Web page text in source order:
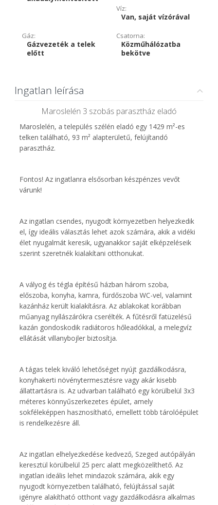
Víz:
Van, saját vízórával
Gáz:
Gázvezeték a telek
előtt
Csatorna:
Közműhálózatba
bekötve
Ingatlan leírása
Maroslelén 3 szobás parasztház eladó
Maroslelén, a település szélén eladó egy 1429 m²-es
telken található, 93 m² alapterületű, felújítandó
parasztház.
Fontos! Az ingatlanra elsősorban készpénzes vevőt
várunk!
Az ingatlan csendes, nyugodt környezetben helyezkedik
el, így ideális választás lehet azok számára, akik a vidéki
élet nyugalmát keresik, ugyanakkor saját elképzeléseik
szerint szeretnék kialakítani otthonukat.
A vályog és tégla építésű házban három szoba,
előszoba, konyha, kamra, fürdőszoba WC-vel, valamint
kazánház került kialakításra. Az ablakokat korábban
műanyag nyílászárókra cserélték. A fűtésről fatüzelésű
kazán gondoskodik radiátoros hőleadókkal, a melegvíz
ellátását villanybojler biztosítja.
A tágas telek kiváló lehetőséget nyújt gazdálkodásra,
konyhakerti növénytermesztésre vagy akár kisebb
állattartásra is. Az udvarban található egy körülbelül 3x3
méteres könnyűszerkezetes épület, amely
sokféleképpen hasznosítható, emellett több tárolóépület
is rendelkezésre áll.
Az ingatlan elhelyezkedése kedvező, Szeged autópályán
keresztül körülbelül 25 perc alatt megközelíthető. Az
ingatlan ideális lehet mindazok számára, akik egy
nyugodt környezetben található, felújítással saját
igényre alakítható otthont vagy gazdálkodásra alkalmas